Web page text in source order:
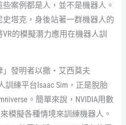
案例都是人，並不是機器人。
塔克，身後站著一群機器人的
的模擬潛力應用在機器人訓
」發明者以撒‧艾西莫夫
訓練平台Isaac Sim，正是脫胎
。簡單來說，NVIDIA用數
模擬各種情境來訓練機器人。